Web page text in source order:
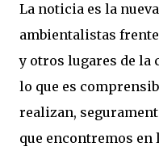
La noticia es la
ambientalistas
y otros lugares de la
lo que es
realizan,
que encontremos en